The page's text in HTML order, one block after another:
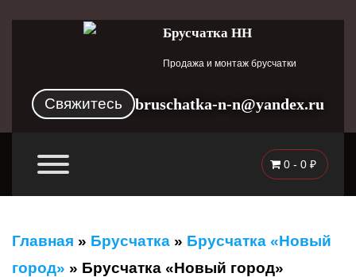
Брусчатка НН
Продажа и монтаж брусчатки
Свяжитесь bruschatka-n-n@yandex.ru
0 - 0 ₽
Главная » Брусчатка » Брусчатка «Новый
город» » Брусчатка «Новый город»